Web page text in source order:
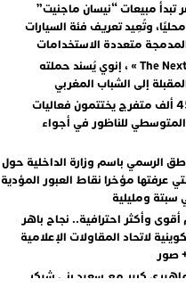
تبدأ مبيعات “نيسان ماجنيت”
وتُعِيد تعريف فئة السيارات
متعددة الاستخدامات
مع « The Next Ad » ، إنوي يُسند حملته
إلى الشباب المغربي
أكثر من 45 ألف متفرج يختتمون فعاليات
المتوسطي للناظور في أجواء
الرسمي باسم وزارة الداخلية حول
عرفتها مؤخرا نقاط العبور المؤدية
سبتة ومليلية
أقوى وأكثر احترافية.. نجاح باهر
لاتحاد المقاولات الإعلامية
+ صور
كبير مع سعيد بني شيكر